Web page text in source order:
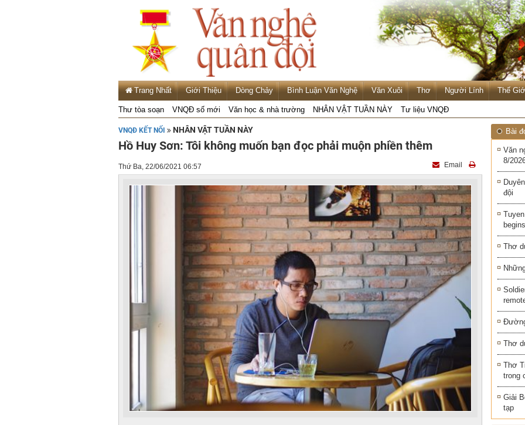
Trang Nhất Giới Thiệu Dòng Chảy Bình Luận Văn Nghệ Văn Xuôi Thơ Người Lính Thế
Thư tòa soạn VNQĐ số mới Văn học & nhà trường NHÂN VẬT TUẦN NÀY Tư liệu VNQĐ
VNQĐ KẾT NỐI NHÂN VẬT TUẦN NÀY
Hồ Huy Sơn: Tôi không muốn bạn đọc phải muộn phiền thêm
Thứ Ba, 22/06/2021 06:57 Email
Bài
Văn
8/
đội
Thơ
Thơ
Thơ
trong
Giải
tạp